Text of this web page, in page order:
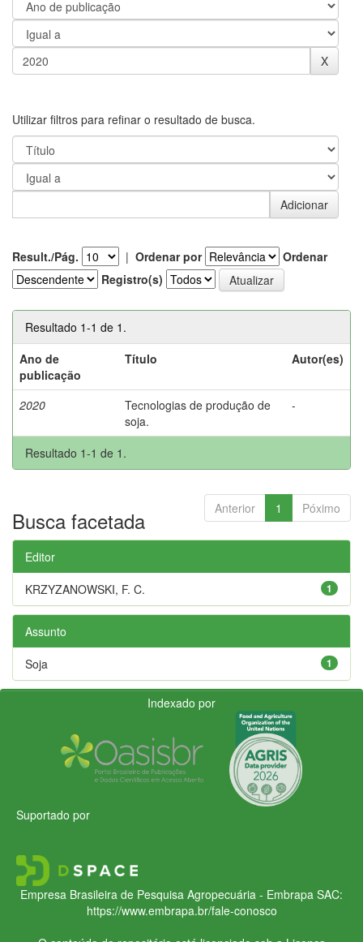
Utilizar filtros para refinar o resultado de busca.
Result./Pág. | Ordenar por
Ordenar
Registro(s)
Resultado 1-1 de 1.
Ano de
publicação
Título Autor(es)
2020
Tecnologias de produção de
soja.
-
Resultado 1-1 de 1.
Anterior 1 Póximo
Busca facetada
Editor
1
KRZYZANOWSKI, F. C.
Assunto
1
Soja
Indexado por
Suportado por
Empresa Brasileira de Pesquisa Agropecuária - Embrapa SAC:
https://www.embrapa.br/fale-conosco